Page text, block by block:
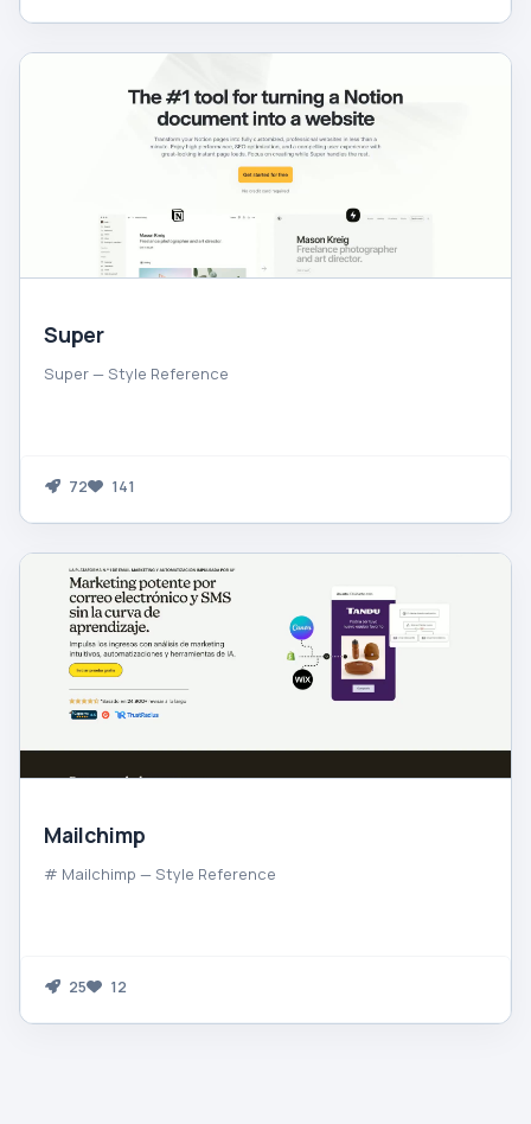
Super
Super — Style Reference
72 141
Mailchimp
# Mailchimp — Style Reference
25 12